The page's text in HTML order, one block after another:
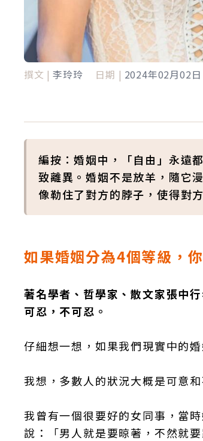
撰文 | 李玲玲 日期 | 2024年02月02日
編按：婚姻中，「自由」永遠
致離異。婚姻不是放羊，隨它
像勒住了對方的脖子，使得對
如果婚姻分為4個等級，
著名學者、哲學家、散文家張中
可忍，不可忍。
仔細想一想，如果我們現實中的
我想，多數人的狀況大概是可意和
我曾有一個很要好的女同事，當
說：「男人就是要晾著，不然就要